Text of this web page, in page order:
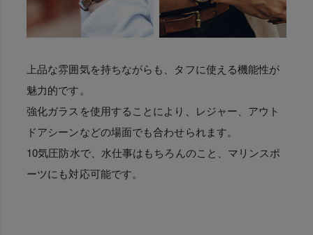
上品な雰囲気を持ちながらも、タフに使える機能性が
魅力的です。
強化ガラスを使用することにより、レジャー、アウト
ドアシーンなどの場面でも合わせられます。
10気圧防水で、水仕事はもちろんのこと、マリンスポ
ーツにも対応可能です。